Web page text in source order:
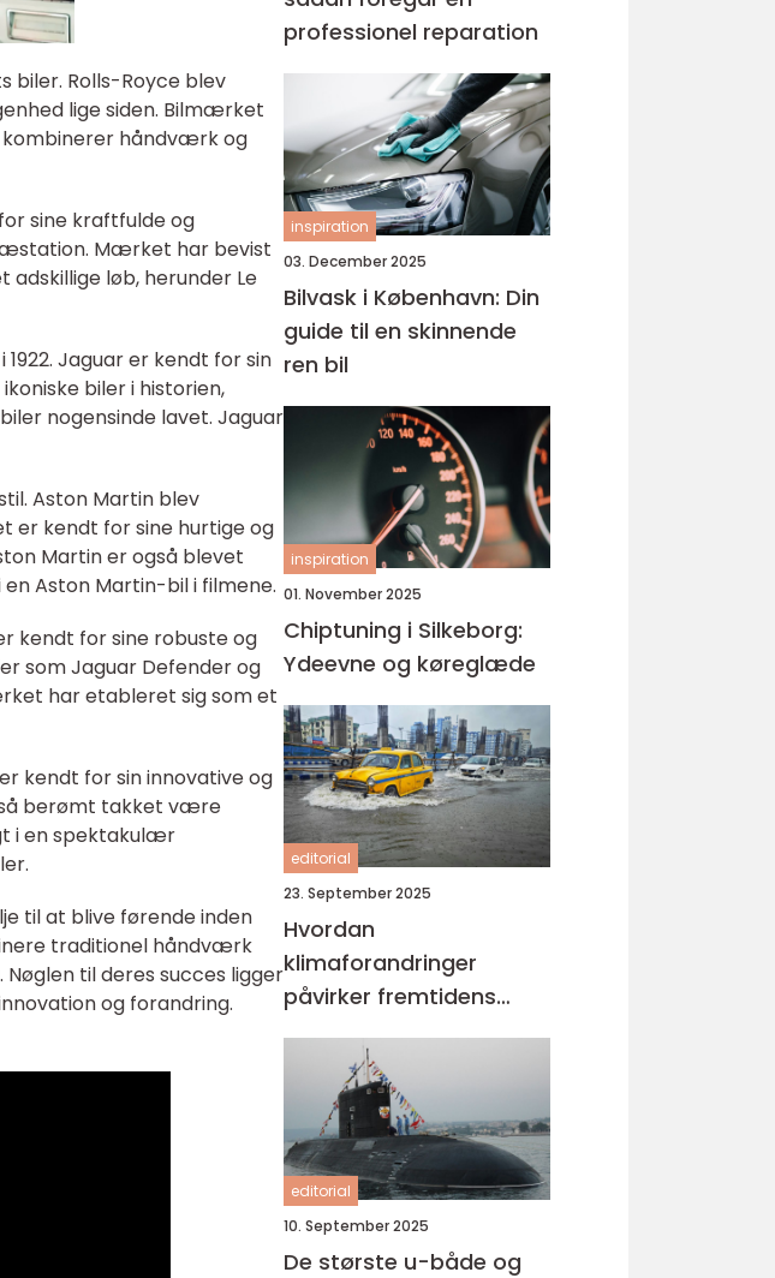
biler. Rolls-Royce blev
lige siden. Bilmærket
håndværk og
sine kraftfulde og
Mærket har bevist
løb, herunder Le
Jaguar er kendt for sin
biler i historien,
nogensinde lavet. Jaguar
Aston Martin blev
er kendt for sine hurtige og
Martin er også blevet
Aston Martin-bil i filmene.
kendt for sine robuste og
som Jaguar Defender og
har etableret sig som et
kendt for sin innovative og
berømt takket være
i en spektakulær
til at blive førende inden
traditionel håndværk
til deres succes ligger
og forandring.
professionel reparation
inspiration
03. December 2025
Bilvask i København: Din
guide til en skinnende
ren bil
inspiration
01. November 2025
Chiptuning i Silkeborg:
Ydeevne og køreglæde
editorial
23. September 2025
Hvordan
klimaforandringer
påvirker fremtidens
køretøjer
editorial
10. September 2025
De største u-både og